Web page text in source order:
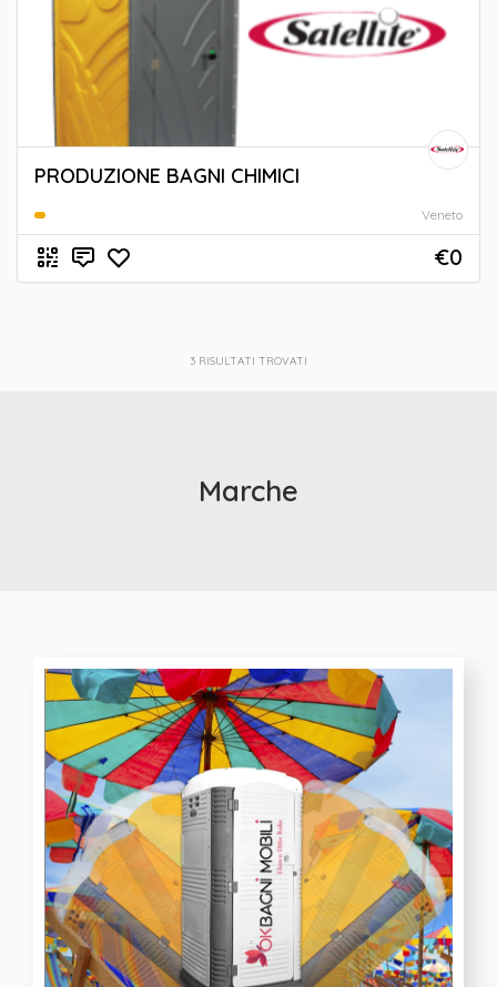
PRODUZIONE BAGNI CHIMICI
Veneto
€0
3 RISULTATI TROVATI
Marche